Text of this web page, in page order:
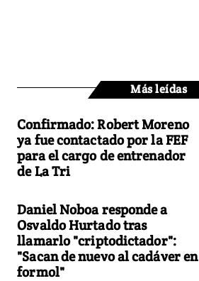
Más leídas
Confirmado: Robert Moreno
ya fue contactado por la FEF
para el cargo de entrenador
de La Tri
Daniel Noboa responde a
Osvaldo Hurtado tras
llamarlo "criptodictador":
"Sacan de nuevo al cadáver en
formol"